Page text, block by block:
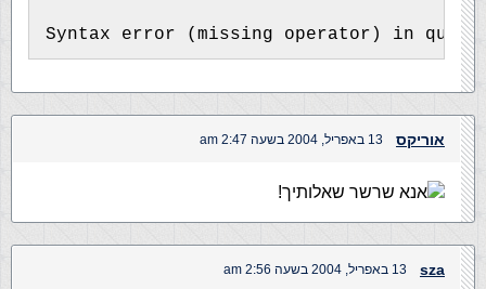
Syntax error (missing operator) in
אוריקס 13 באפריל, 2004 בשעה 2:47 am
אנא שרשר שאלותיך!
sza 13 באפריל, 2004 בשעה 2:56 am